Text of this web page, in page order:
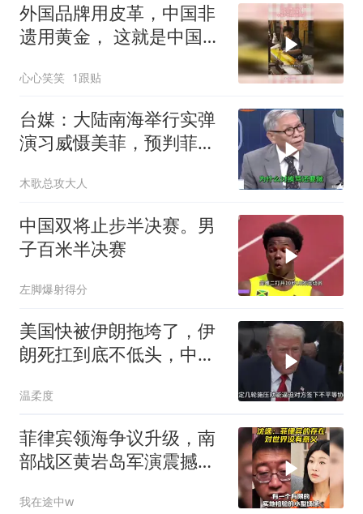
外国品牌用皮革，中国非
遗用黄金， 这就是中国手
心心笑笑 1跟贴
台媒：大陆南海举行实弹
演习威慑美菲，预判菲律
木歌总攻大人
中国双将止步半决赛。男
子百米半决赛
左脚爆射得分
美国快被伊朗拖垮了，伊
朗死扛到底不低头，中国
温柔度
菲律宾领海争议升级，南
部战区黄岩岛军演震撼开
我在途中w